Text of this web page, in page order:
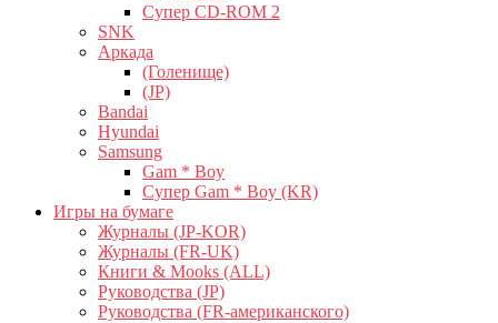
Супер CD-ROM 2
SNK
Аркада
(Голенище)
(JP)
Bandai
Hyundai
Samsung
Gam * Boy
Супер Gam * Boy (KR)
Игры на бумаге
Журналы (JP-KOR)
Журналы (FR-UK)
Книги & Mooks (ALL)
Руководства (JP)
Руководства (FR-американского)